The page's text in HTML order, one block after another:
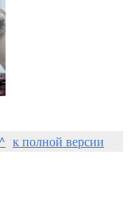
к полной версии